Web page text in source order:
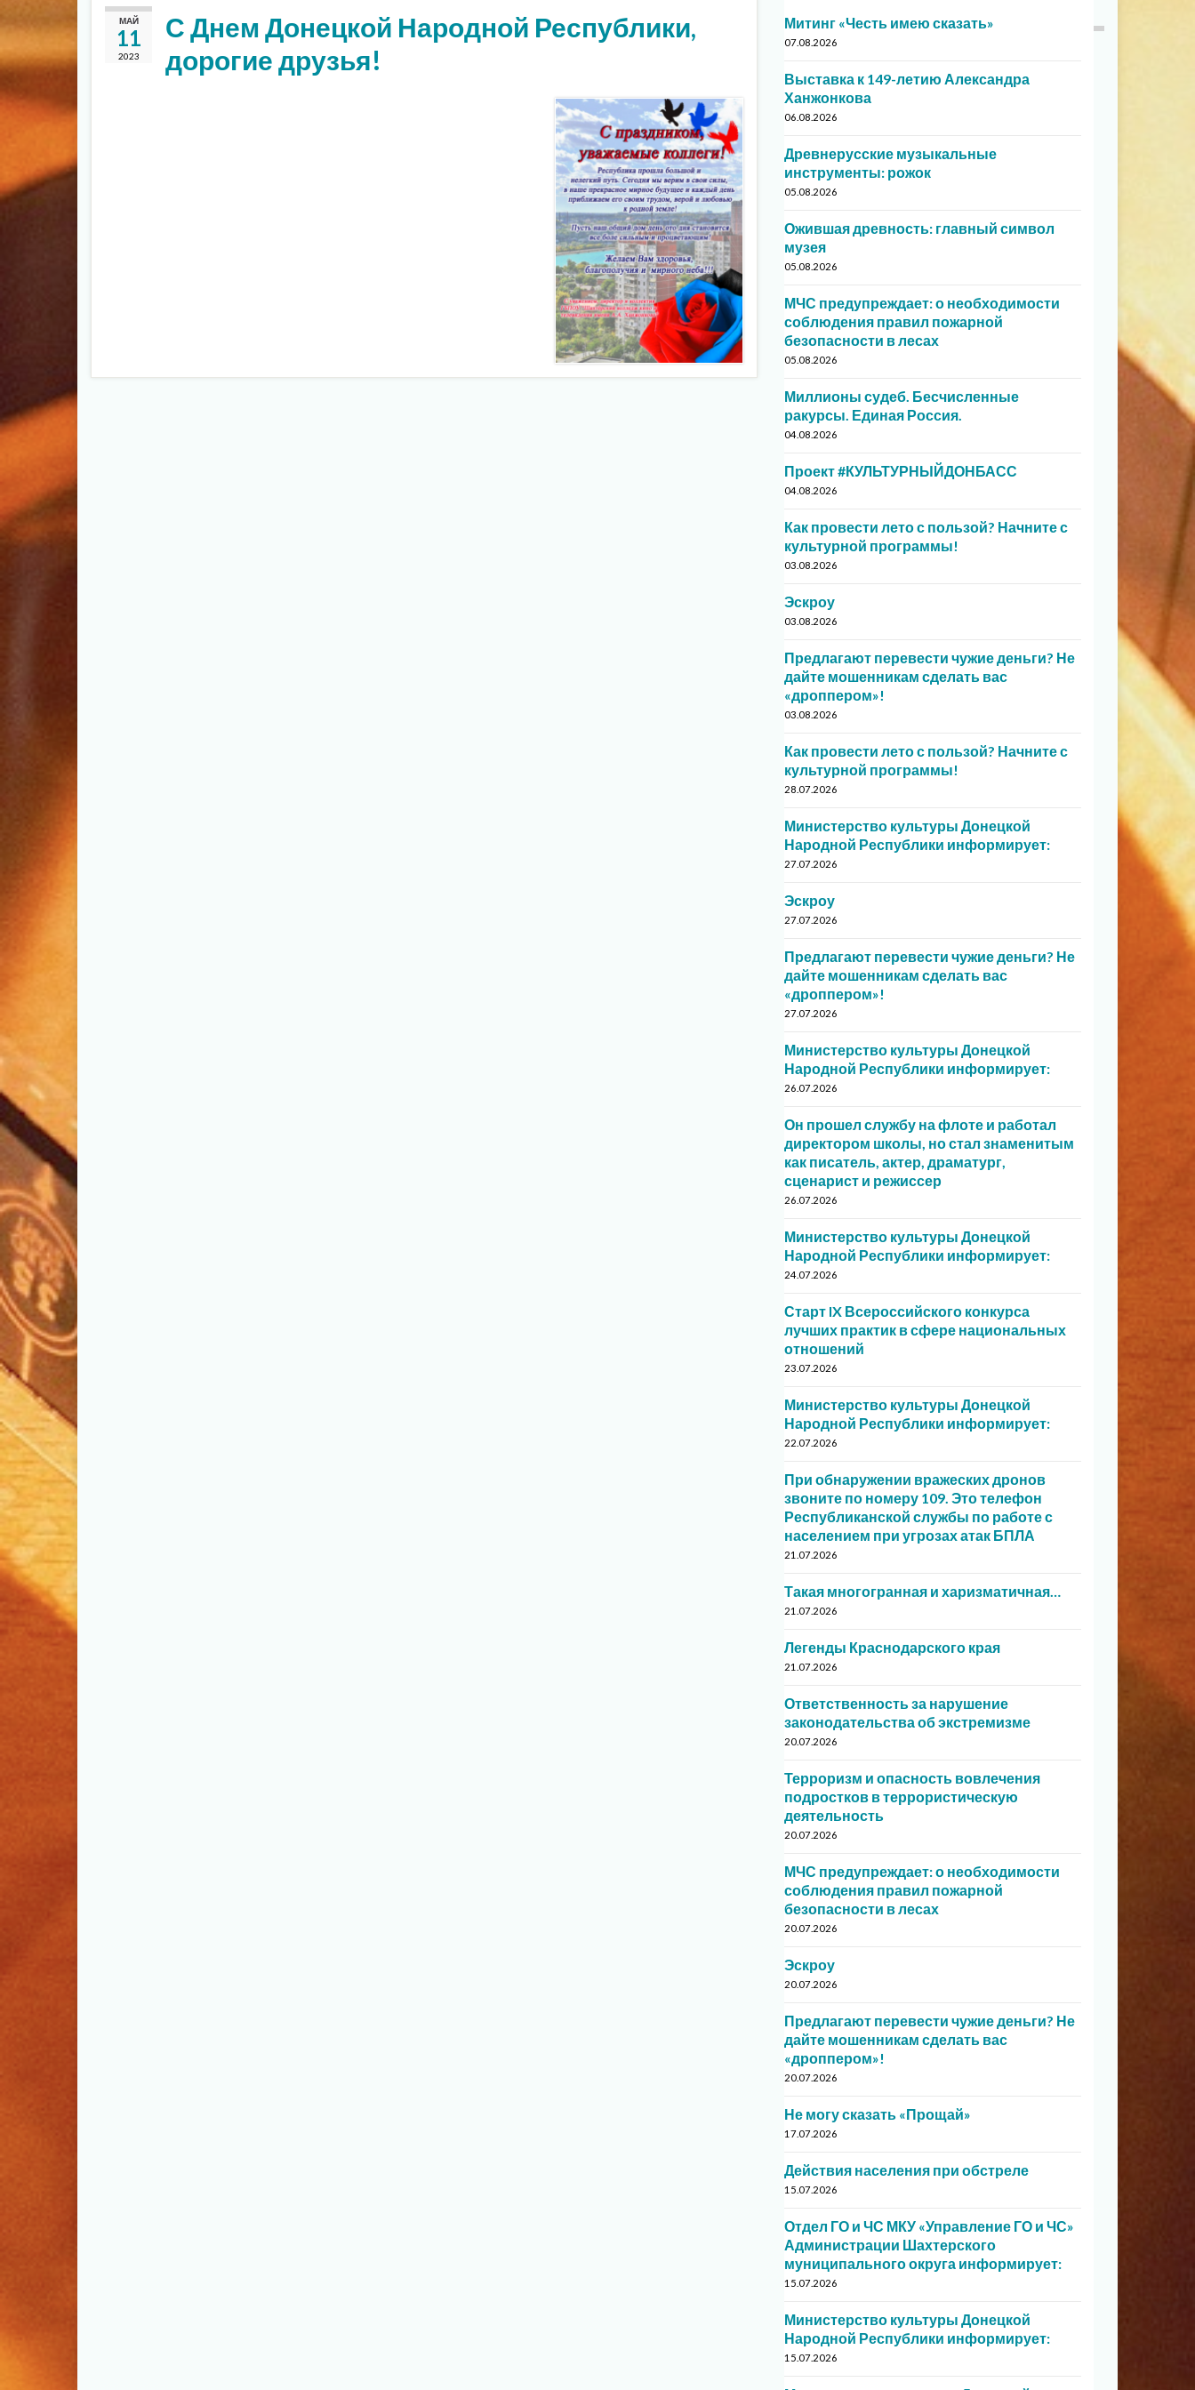
МАЙ
11
2023
С Днем Донецкой Народной Республики,
дорогие друзья!
Митинг «Честь имею сказать»
07.08.2026
Выставка к 149-летию Александра
Ханжонкова
06.08.2026
Древнерусские музыкальные
инструменты: рожок
05.08.2026
Ожившая древность: главный символ
музея
05.08.2026
МЧС предупреждает: о необходимости
соблюдения правил пожарной
безопасности в лесах
05.08.2026
Миллионы судеб. Бесчисленные
ракурсы. Единая Россия.
04.08.2026
Проект #КУЛЬТУРНЫЙДОНБАСС
04.08.2026
Как провести лето с пользой? Начните с
культурной программы!
03.08.2026
Эскроу
03.08.2026
Предлагают перевести чужие деньги? Не
дайте мошенникам сделать вас
«дроппером»!
03.08.2026
Как провести лето с пользой? Начните с
культурной программы!
28.07.2026
Министерство культуры Донецкой
Народной Республики информирует:
27.07.2026
Эскроу
27.07.2026
Предлагают перевести чужие деньги? Не
дайте мошенникам сделать вас
«дроппером»!
27.07.2026
Министерство культуры Донецкой
Народной Республики информирует:
26.07.2026
Он прошел службу на флоте и работал
директором школы, но стал знаменитым
как писатель, актер, драматург,
сценарист и режиссер
26.07.2026
Министерство культуры Донецкой
Народной Республики информирует:
24.07.2026
Старт IX Всероссийского конкурса
лучших практик в сфере национальных
отношений
23.07.2026
Министерство культуры Донецкой
Народной Республики информирует:
22.07.2026
При обнаружении вражеских дронов
звоните по номеру 109. Это телефон
Республиканской службы по работе с
населением при угрозах атак БПЛА
21.07.2026
Такая многогранная и харизматичная…
21.07.2026
Легенды Краснодарского края
21.07.2026
Ответственность за нарушение
законодательства об экстремизме
20.07.2026
Терроризм и опасность вовлечения
подростков в террористическую
деятельность
20.07.2026
МЧС предупреждает: о необходимости
соблюдения правил пожарной
безопасности в лесах
20.07.2026
Эскроу
20.07.2026
Предлагают перевести чужие деньги? Не
дайте мошенникам сделать вас
«дроппером»!
20.07.2026
Не могу сказать «Прощай»
17.07.2026
Действия населения при обстреле
15.07.2026
Отдел ГО и ЧС МКУ «Управление ГО и ЧС»
Администрации Шахтерского
муниципального округа информирует:
15.07.2026
Министерство культуры Донецкой
Народной Республики информирует:
15.07.2026